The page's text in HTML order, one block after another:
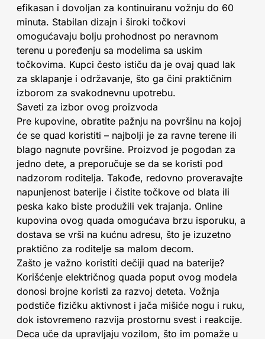
efikasan i dovoljan za kontinuiranu vožnju do 60
minuta. Stabilan dizajn i široki točkovi
omogućavaju bolju prohodnost po neravnom
terenu u poređenju sa modelima sa uskim
točkovima. Kupci često ističu da je ovaj quad lak
za sklapanje i održavanje, što ga čini praktičnim
izborom za svakodnevnu upotrebu.
Saveti za izbor ovog proizvoda
Pre kupovine, obratite pažnju na površinu na kojoj
će se quad koristiti – najbolji je za ravne terene ili
blago nagnute površine. Proizvod je pogodan za
jedno dete, a preporučuje se da se koristi pod
nadzorom roditelja. Takođe, redovno proveravajte
napunjenost baterije i čistite točkove od blata ili
peska kako biste produžili vek trajanja. Online
kupovina ovog quada omogućava brzu isporuku, a
dostava se vrši na kućnu adresu, što je izuzetno
praktično za roditelje sa malom decom.
Zašto je važno koristiti dečiji quad na baterije?
Korišćenje električnog quada poput ovog modela
donosi brojne koristi za razvoj deteta. Vožnja
podstiče fizičku aktivnost i jača mišiće nogu i ruku,
dok istovremeno razvija prostornu svest i reakcije.
Deca uče da upravljaju vozilom, što im pomaže u